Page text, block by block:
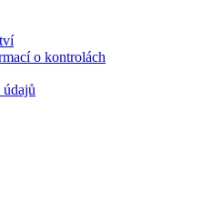
o kontrolách
údajů